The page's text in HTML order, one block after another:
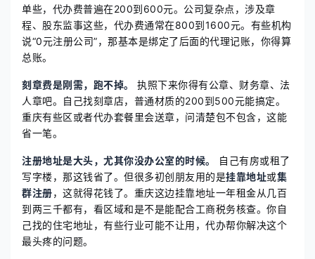
单些，代办费普遍在200到600元。公司复杂点，涉及章
程、股东监事这些，代办费通常在800到1600元。有些机构
说“0元注册公司”，那基本是绑定了后面的代理记账，你得算
总账。
刻章费是刚需，跑不掉。
执照下来你得有公章、财务章、法
人章吧。自己找刻章店，普通材质的200到500元能搞定。
重庆有些区或者代办套餐里会送章，问清楚包不包含，这能
省一笔。
注册地址是大头，尤其你没办公室的时候。
自己有房或租了
写字楼，那这钱省了。但很多初创朋友用的是挂靠地址或集
群注册，这就得花钱了。重庆这边挂靠地址一年租金从几百
到两三千都有，看区域和是不是能配合工商税务核查。你自
己找的住宅地址，有些行业可能不让用，代办帮你解决这个
最头疼的问题。